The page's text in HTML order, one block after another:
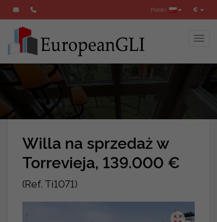
€
Polski
Willa na sprzedaż w
Torrevieja, 139.000 €
(Ref. Ti1071)